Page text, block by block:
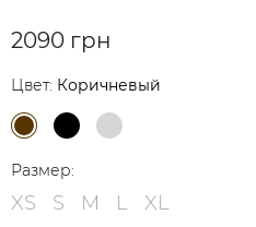
2090 грн
Цвет: Коричневый
Размер:
XS S M L XL